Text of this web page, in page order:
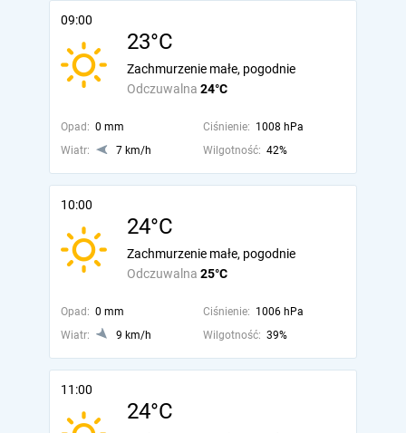
09:00
23°C
Odczuwalna 24°C
Zachmurzenie małe, pogodnie
Opad: 0 mm Ciśnienie: 1008 hPa
Wiatr:
7 km/h Wilgotność: 42%
10:00
24°C
Odczuwalna 25°C
Zachmurzenie małe, pogodnie
Opad: 0 mm Ciśnienie: 1006 hPa
Wiatr:
9 km/h Wilgotność: 39%
11:00
24°C